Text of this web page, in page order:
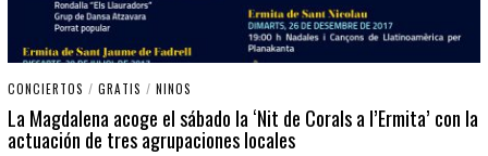
CONCIERTOS / GRATIS / NINOS
La Magdalena acoge el sábado la ‘Nit de Corals a l’Ermita’ con la
actuación de tres agrupaciones locales